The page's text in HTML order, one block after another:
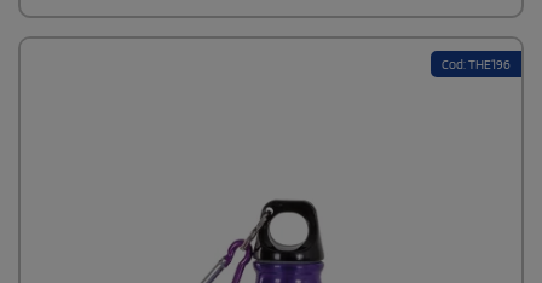
Cod: THE196